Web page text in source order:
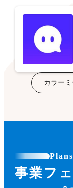
カラー
Plans
事業フ